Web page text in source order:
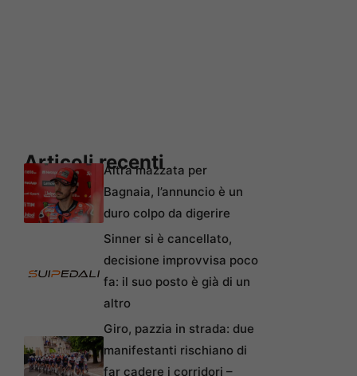
Articoli recenti
Altra mazzata per
Bagnaia, l’annuncio è un
duro colpo da digerire
Sinner si è cancellato,
decisione improvvisa poco
fa: il suo posto è già di un
altro
Giro, pazzia in strada: due
manifestanti rischiano di
far cadere i corridori –